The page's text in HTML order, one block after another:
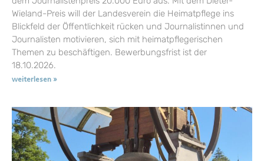
Wieland-Preis will der Landesverein die Heimatpflege ins
Blickfeld der Öffentlichkeit rücken und Journalistinnen und
Journalisten motivieren, sich mit heimatpflegerischen
Themen zu beschäftigen. Bewerbungsfrist ist der
18.10.2026.
weiterlesen »